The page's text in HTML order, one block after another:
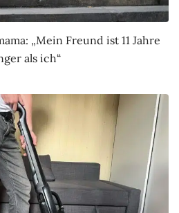
„Mein Freund ist 11 Jahre
als ich“